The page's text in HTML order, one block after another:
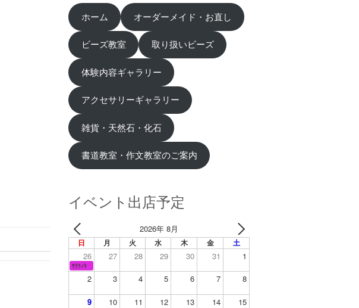
ホーム オーダーメイド・お直し
ビーズ教室 取り扱いビーズ
体験内容ギャラリー
アクセサリーギャラリー
雑貨・天然石・化石
書道教室・作文教室のご案内
イベント出店予定
2026年 8月
日 月 火 水 木 金 土
26 27 28 29 30 31 1
ｻｸﾗﾉｷ
2 3 4 5 6 7 8
9 10 11 12 13 14 15